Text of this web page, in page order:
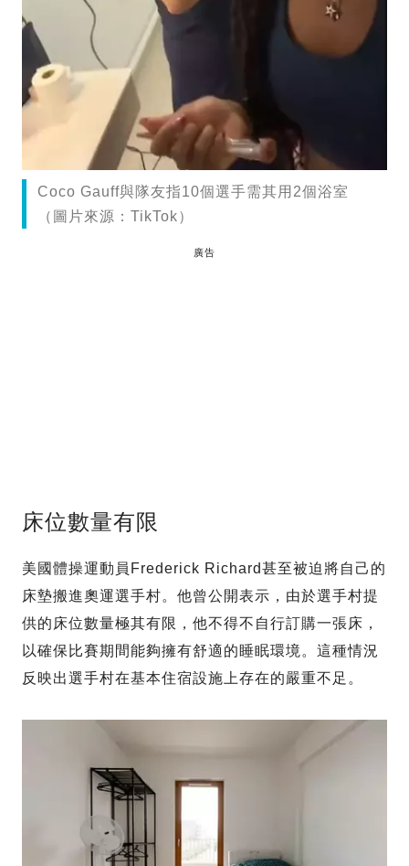
Coco Gauff與隊友指10個選手需其用2個浴室
（圖片來源：TikTok）
廣告
床位數量有限
美國體操運動員Frederick Richard甚至被迫將自己的
床墊搬進奧運選手村。他曾公開表示，由於選手村提
供的床位數量極其有限，他不得不自行訂購一張床，
以確保比賽期間能夠擁有舒適的睡眠環境。這種情況
反映出選手村在基本住宿設施上存在的嚴重不足。